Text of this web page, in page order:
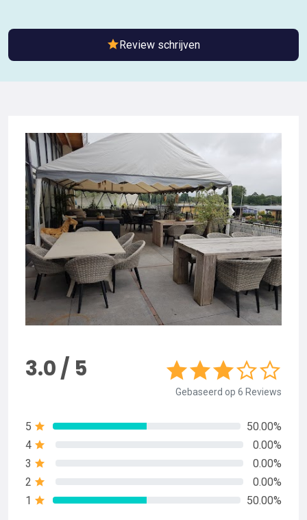
Review schrijven
3.0 / 5
Gebaseerd op 6 Reviews
5
50.00%
4
0.00%
3
0.00%
2
0.00%
1
50.00%